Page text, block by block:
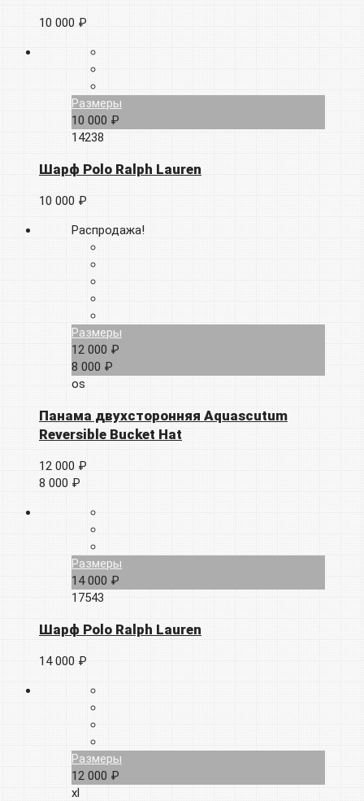
10 000 ₽
Размеры
10 000 ₽
14238
Шарф Polo Ralph Lauren
10 000 ₽
Распродажа!
Размеры
12 000 ₽
8 000 ₽
os
Панама двухсторонняя Aquascutum
Reversible Bucket Hat
12 000 ₽
8 000 ₽
Размеры
14 000 ₽
17543
Шарф Polo Ralph Lauren
14 000 ₽
Размеры
12 000 ₽
xl